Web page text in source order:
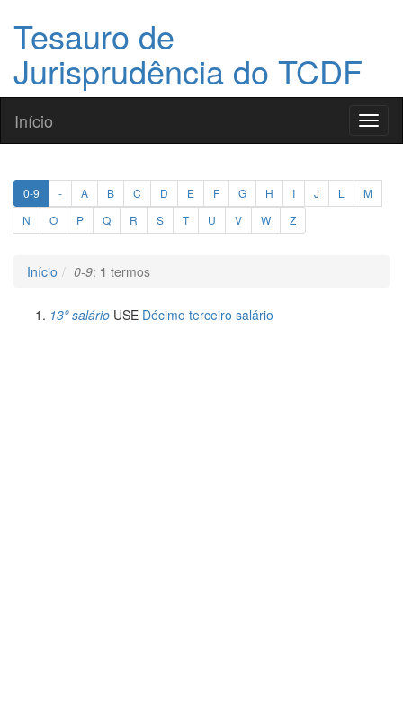
Tesauro de
Jurisprudência do TCDF
Início
0-9 - A B C D E F G H I J L
M
N
O P Q R S T U V W Z
Início 0-9: 1 termos
13º salário USE Décimo terceiro salário